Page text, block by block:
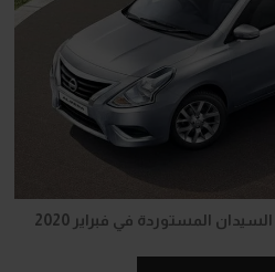
المستوردة في فبراير 2020